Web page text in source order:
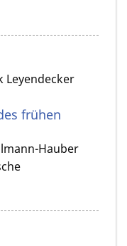
frühen
Hauber